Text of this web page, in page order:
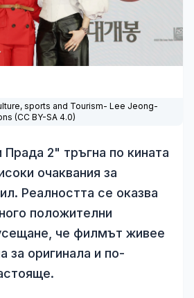
sports and Tourism- Lee Jeong-
(CC BY-SA 4.0)
2" тръгна по кината
очаквания за
Реалността се оказва
положителни
че филмът живее
за оригинала и по-